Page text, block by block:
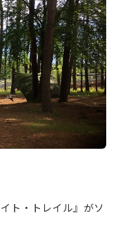
ト・トレイル』がソ